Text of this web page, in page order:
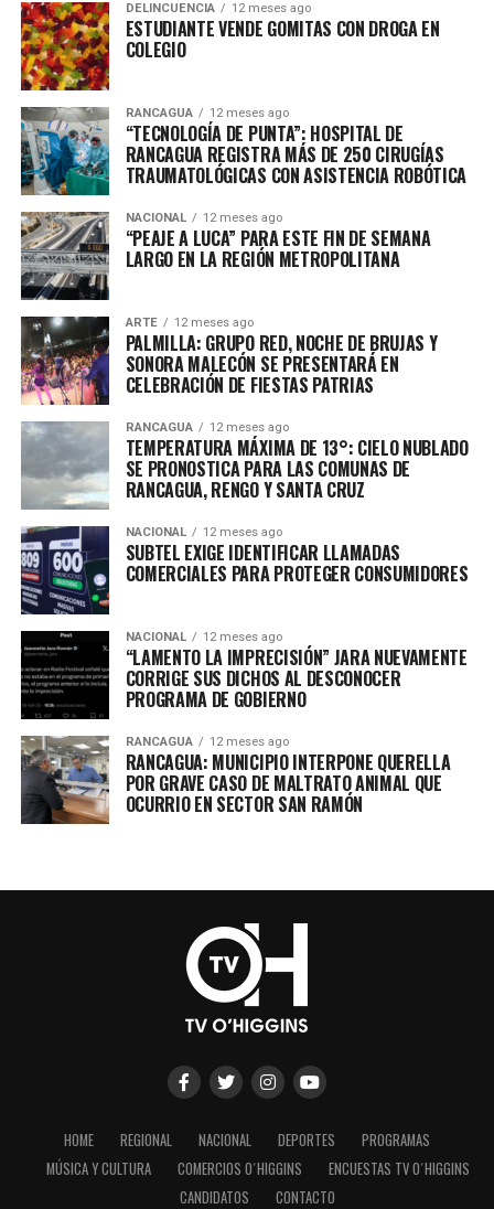
DELINCUENCIA 12 meses ago
ESTUDIANTE VENDE GOMITAS CON DROGA EN
COLEGIO
RANCAGUA 12 meses ago
“TECNOLOGÍA DE PUNTA”: HOSPITAL DE
RANCAGUA REGISTRA MÁS DE 250 CIRUGÍAS
TRAUMATOLÓGICAS CON ASISTENCIA ROBÓTICA
NACIONAL 12 meses ago
“PEAJE A LUCA” PARA ESTE FIN DE SEMANA
LARGO EN LA REGIÓN METROPOLITANA
ARTE 12 meses ago
PALMILLA: GRUPO RED, NOCHE DE BRUJAS Y
SONORA MALECÓN SE PRESENTARÁ EN
CELEBRACIÓN DE FIESTAS PATRIAS
RANCAGUA 12 meses ago
TEMPERATURA MÁXIMA DE 13°: CIELO NUBLADO
SE PRONOSTICA PARA LAS COMUNAS DE
RANCAGUA, RENGO Y SANTA CRUZ
NACIONAL 12 meses ago
SUBTEL EXIGE IDENTIFICAR LLAMADAS
COMERCIALES PARA PROTEGER CONSUMIDORES
NACIONAL 12 meses ago
“LAMENTO LA IMPRECISIÓN” JARA NUEVAMENTE
CORRIGE SUS DICHOS AL DESCONOCER
PROGRAMA DE GOBIERNO
RANCAGUA 12 meses ago
RANCAGUA: MUNICIPIO INTERPONE QUERELLA
POR GRAVE CASO DE MALTRATO ANIMAL QUE
OCURRIO EN SECTOR SAN RAMÓN
HOME REGIONAL NACIONAL DEPORTES
PROGRAMAS
MÚSICA Y CULTURA
COMERCIOS O´HIGGINS
ENCUESTAS TV O´HIGGINS
CANDIDATOS
CONTACTO